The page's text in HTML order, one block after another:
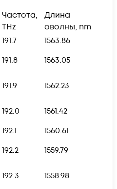
Частота,
THz
Длина
оволны, nm
191.7
1563.86
191.8 1563.05
191.9 1562.23
192.0
1561.42
192.1
1560.61
192.2 1559.79
192.3 1558.98